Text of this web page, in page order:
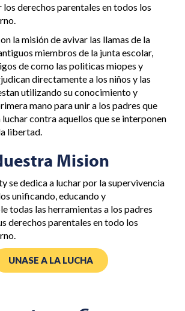
los derechos parentales en todos los
la misión de avivar las llamas de la
miembros de la junta escolar,
de como las politicas miopes y
directamente a los niños y las
utilizando su conocimiento y
mano para unir a los padres que
contra aquellos que se interponen
libertad.
Mision
se dedica a luchar por la supervivencia
unificando, educando y
todas las herramientas a los padres
derechos parentales en todo los
UNASE A LA LUCHA